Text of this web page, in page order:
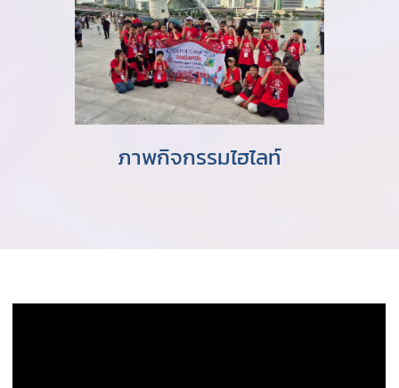
ภาพกิจกรรมไฮไลท์